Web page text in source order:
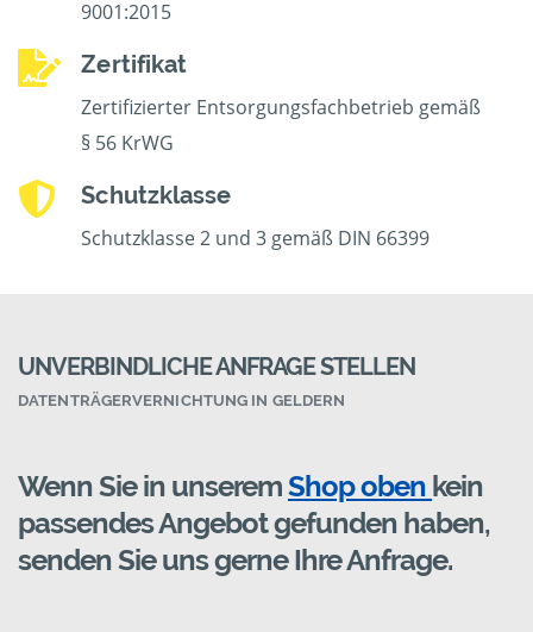
9001:2015
Zertifikat
Zertifizierter Entsorgungsfachbetrieb gemäß
§ 56 KrWG
Schutzklasse
Schutzklasse 2 und 3 gemäß DIN 66399
UNVERBINDLICHE ANFRAGE STELLEN
DATENTRÄGERVERNICHTUNG IN GELDERN
Wenn Sie in unseremShop oben kein
passendes Angebot gefunden haben,
senden Sie uns gerne Ihre Anfrage.